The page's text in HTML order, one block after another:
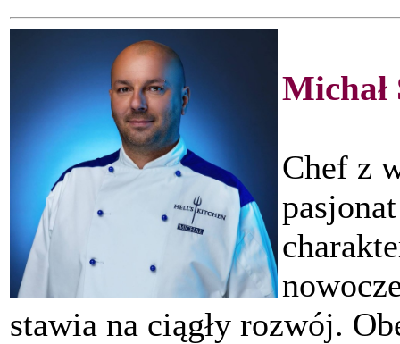
Michał
Chef z
stawia na ciągły rozwój.